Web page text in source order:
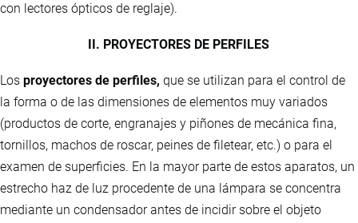
con lectores ópticos de reglaje).
II. PROYECTORES DE PERFILES
Los proyectores de perfiles, que se utilizan para el control de
la forma o de las dimensiones de elementos muy variados
(productos de corte, engranajes y piñones de mecánica fina,
tornillos, machos de roscar, peines de filetear, etc.) o para el
examen de superficies. En la mayor parte de estos aparatos, un
estrecho haz de luz procedente de una lámpara se concentra
mediante un condensador antes de incidir sobre el objeto